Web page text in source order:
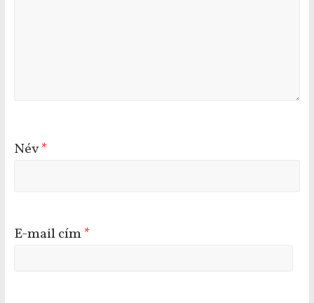
Név*
E-mail cím*